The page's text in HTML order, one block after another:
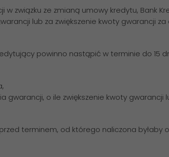
związku ze zmianą umowy kredytu, Bank
lub za zwiększenie kwoty gwarancji
powinno nastąpić w terminie do 15
o ile zwiększenie kwoty gwarancji
terminem, od którego naliczona byłaby